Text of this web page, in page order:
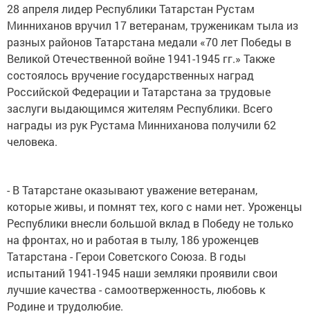
28 апреля лидер Республики Татарстан Рустам
Минниханов вручил 17 ветеранам, труженикам тыла из
разных районов Татарстана медали «70 лет Победы в
Великой Отечественной войне 1941-1945 гг.» Также
состоялось вручение государственных наград
Российской Федерации и Татарстана за трудовые
заслуги выдающимся жителям Республики. Всего
награды из рук Рустама Минниханова получили 62
человека.
- В Татарстане оказывают уважение ветеранам,
которые живы, и помнят тех, кого с нами нет. Уроженцы
Республики внесли большой вклад в Победу не только
на фронтах, но и работая в тылу, 186 уроженцев
Татарстана - Герои Советского Союза. В годы
испытаний 1941-1945 наши земляки проявили свои
лучшие качества - самоотверженность, любовь к
Родине и трудолюбие.